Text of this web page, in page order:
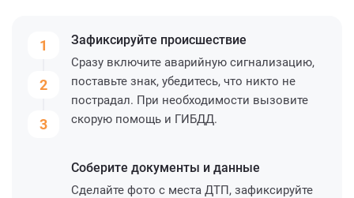
1
2
3
Зафиксируйте происшествие
Сразу включите аварийную сигнализацию,
поставьте знак, убедитесь, что никто не
пострадал. При необходимости вызовите
скорую помощь и ГИБДД.
Соберите документы и данные
Сделайте фото с места ДТП, зафиксируйте